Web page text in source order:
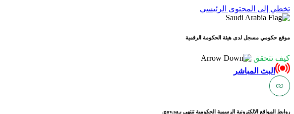
تخطي إلى المحتوى الرئيسي
موقع حكومي مسجل لدى هيئة الحكومة الرقمية
كيف تتحقق
البث المباشر
روابط المواقع الالكترونية الرسمية الحكومية تنتهي بـgov.sa.